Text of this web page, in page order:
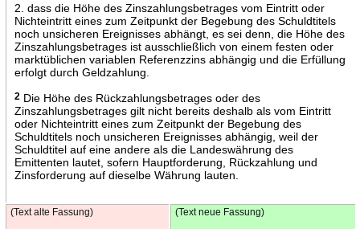
2. dass die Höhe des Zinszahlungsbetrages vom Eintritt oder
Nichteintritt eines zum Zeitpunkt der Begebung des Schuldtitels
noch unsicheren Ereignisses abhängt, es sei denn, die Höhe des
Zinszahlungsbetrages ist ausschließlich von einem festen oder
marktüblichen variablen Referenzzins abhängig und die Erfüllung
erfolgt durch Geldzahlung.
2Die Höhe des Rückzahlungsbetrages oder des
Zinszahlungsbetrages gilt nicht bereits deshalb als vom Eintritt
oder Nichteintritt eines zum Zeitpunkt der Begebung des
Schuldtitels noch unsicheren Ereignisses abhängig, weil der
Schuldtitel auf eine andere als die Landeswährung des
Emittenten lautet, sofern Hauptforderung, Rückzahlung und
Zinsforderung auf dieselbe Währung lauten.
(Text alte Fassung) (Text neue Fassung)